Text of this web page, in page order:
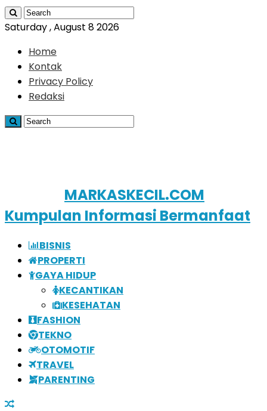
Saturday , August 8 2026
Home
Kontak
Privacy Policy
Redaksi
MARKASKECIL.COM
Kumpulan Informasi Bermanfaat
BISNIS
PROPERTI
GAYA HIDUP
KECANTIKAN
KESEHATAN
FASHION
TEKNO
OTOMOTIF
TRAVEL
PARENTING